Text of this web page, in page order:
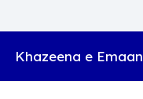
Khazeena e Emaan